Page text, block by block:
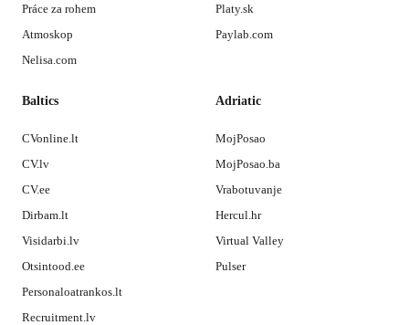
Práce za rohem
Atmoskop
Nelisa.com
Platy.sk
Paylab.com
Baltics
CVonline.lt
CV.lv
CV.ee
Dirbam.lt
Visidarbi.lv
Otsintood.ee
Personaloatrankos.lt
Recruitment.lv
Adriatic
MojPosao
MojPosao.ba
Vrabotuvanje
Hercul.hr
Virtual Valley
Pulser